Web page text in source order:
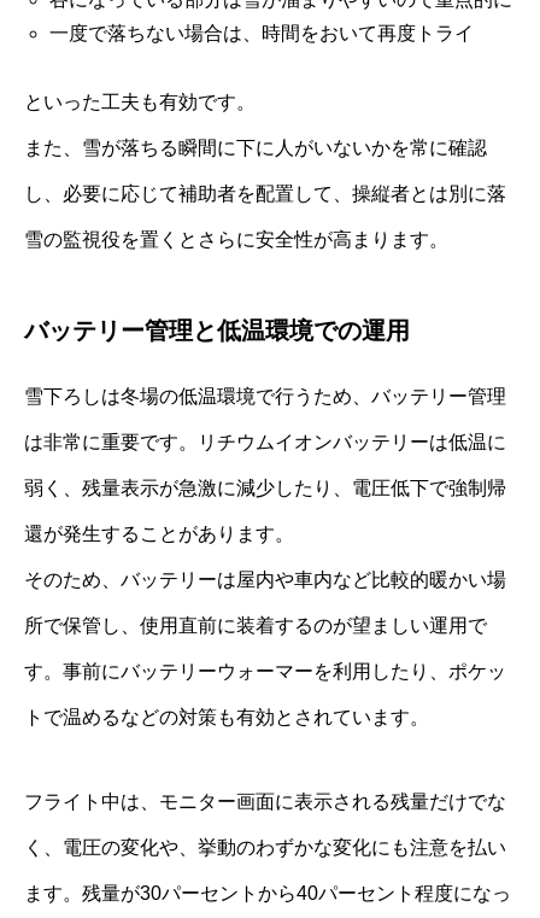
一度で落ちない場合は、時間をおいて再度トライ
といった工夫も有効です。
また、雪が落ちる瞬間に下に人がいないかを常に確認
し、必要に応じて補助者を配置して、操縦者とは別に落
雪の監視役を置くとさらに安全性が高まります。
バッテリー管理と低温環境での運用
雪下ろしは冬場の低温環境で行うため、バッテリー管理
は非常に重要です。リチウムイオンバッテリーは低温に
弱く、残量表示が急激に減少したり、電圧低下で強制帰
還が発生することがあります。
そのため、バッテリーは屋内や車内など比較的暖かい場
所で保管し、使用直前に装着するのが望ましい運用で
す。事前にバッテリーウォーマーを利用したり、ポケッ
トで温めるなどの対策も有効とされています。
フライト中は、モニター画面に表示される残量だけでな
く、電圧の変化や、挙動のわずかな変化にも注意を払い
ます。残量が30パーセントから40パーセント程度になっ